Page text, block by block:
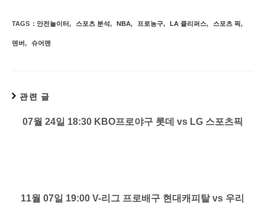
TAGS : 안전놀이터, 스포츠 분석, NBA, 프로농구, LA 클리퍼스, 스포츠 픽,
덴버, 슈어맨
관련 글
07월 24일 18:30 KBO프로야구 롯데 vs LG 스포츠픽
11월 07일 19:00 V-리그 프로배구 현대캐피탈 vs 우리